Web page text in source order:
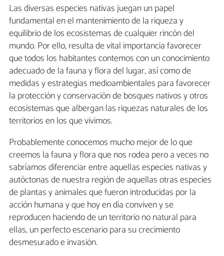
Las diversas especies nativas juegan un papel
fundamental en el mantenimiento de la riqueza y
equilibrio de los ecosistemas de cualquier rincón del
mundo. Por ello, resulta de vital importancia favorecer
que todos los habitantes contemos con un conocimiento
adecuado de la fauna y flora del lugar, así como de
medidas y estrategias medioambientales para favorecer
la protección y conservación de bosques nativos y otros
ecosistemas que albergan las riquezas naturales de los
territorios en los que vivimos.
Probablemente conocemos mucho mejor de lo que
creemos la fauna y flora que nos rodea pero a veces no
sabríamos diferenciar entre aquellas especies nativas y
autóctonas de nuestra región de aquellas otras especies
de plantas y animales que fueron introducidas por la
acción humana y que hoy en día conviven y se
reproducen haciendo de un territorio no natural para
ellas, un perfecto escenario para su crecimiento
desmesurado e invasión.